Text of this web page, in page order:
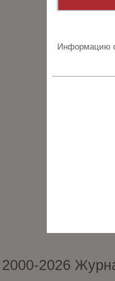
Информацию
2026